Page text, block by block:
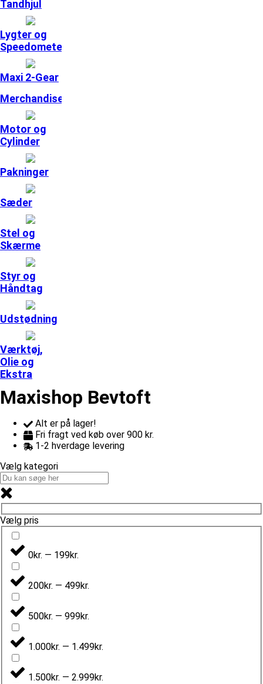
Tandhjul
Lygter og
Speedometer
Maxi 2-Gear
Merchandise
Motor og
Cylinder
Pakninger
Sæder
Stel og
Skærme
Styr og
Håndtag
Udstødning
Værktøj,
Olie og
Ekstra
Maxishop Bevtoft
Alt er på lager!
Fri fragt ved køb over 900 kr.
1-2 hverdage levering
Vælg kategori
Vælg pris
0kr. — 199kr.
200kr. — 499kr.
500kr. — 999kr.
1.000kr. — 1.499kr.
1.500kr. — 2.999kr.